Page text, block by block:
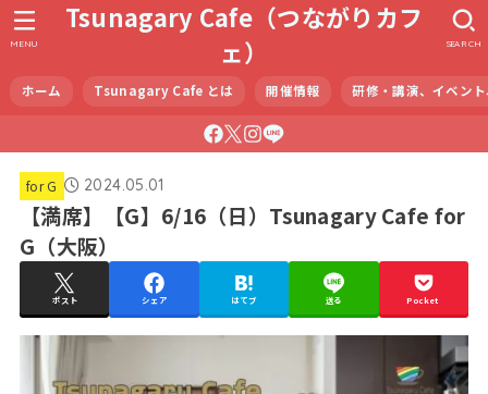
Tsunagary Cafe（つながりカフ
ェ）
ホーム Tsunagary Cafe とは 開催情報 研修・講演、イベン
SEARCH
MENU
for G 2024.05.01
【満席】【G】6/16（日）Tsunagary Cafe for
G（大阪）
ポスト シェア はてブ 送る Pocket